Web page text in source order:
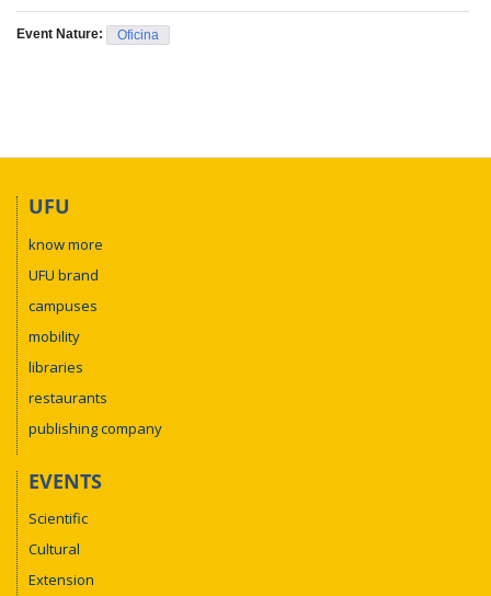
Event Nature: Oficina
UFU
know more
UFU brand
campuses
mobility
libraries
restaurants
publishing company
EVENTS
Scientific
Cultural
Extension